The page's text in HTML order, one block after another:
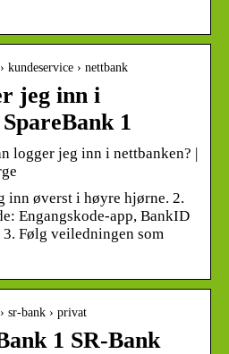
kundeservice › nettbank
jeg inn i
1
logger jeg inn i nettbanken? |
inn øverst i høyre hjørne. 2.
Engangskode-app, BankID
Følg veiledningen som
sr-bank › privat
1 SR-Bank